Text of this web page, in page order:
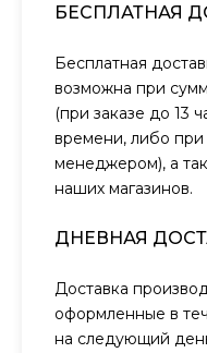
БЕСПЛАТНАЯ
Бесплатная
возможна при
(при заказе до 13
времени, либо при
менеджером), а
наших магазинов.
ДНЕВНАЯ
Доставка
оформленные в
на следующий